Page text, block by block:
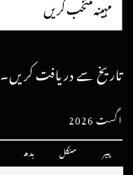
تاریخ سے دریافت کریں۔
اگست 2026
پیر منگل بدھ